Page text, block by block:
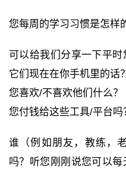
您每周的学习习惯是怎样
可以给我们分享一下平
它们现在在你手机里的话？
您喜欢/不喜欢他们什么？
您付钱给这些工具/平台吗
谁（例如朋友，教练，
吗？听您刚刚说您可以